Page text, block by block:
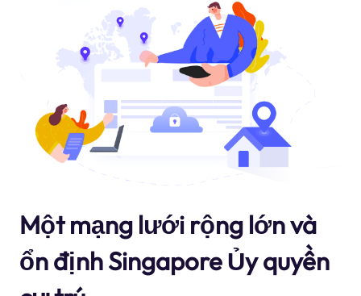
Một mạng lưới rộng lớn và
ổn định Singapore Ủy quyền